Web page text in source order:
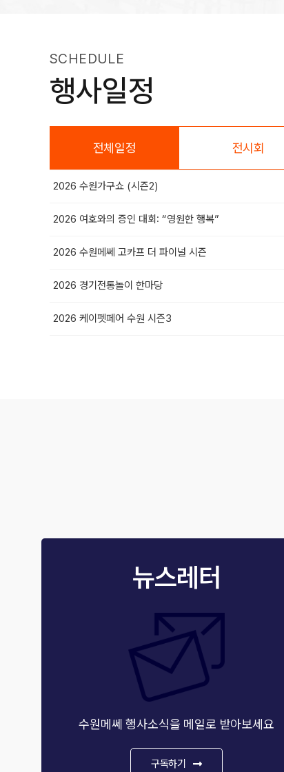
SCHEDULE
행사일정
전체일정 전시회
2026 수원가구쇼 (시즌2)
2026 여호와의 증인 대회: “영원한 행복”
2026 수원메쎄 고카프 더 파이널 시즌
2026 경기전통놀이 한마당
2026 케이펫페어 수원 시즌3
뉴스레터
수원메쎄 행사소식을 메일로 받아보세요
구독하기